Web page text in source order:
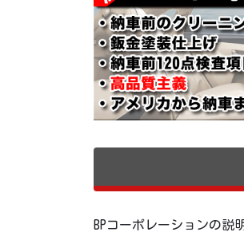
BPコーポレーションの